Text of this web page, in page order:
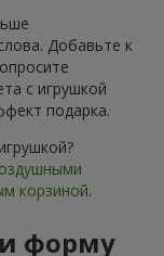
Добавьте к
с игрушкой
подарка.
корзиной.
форму